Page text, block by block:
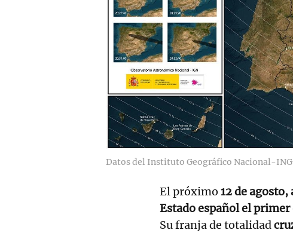
Datos del Instituto Geográfico Nacional-
El próximo 12 de
Estado español el
Su franja de totalidad